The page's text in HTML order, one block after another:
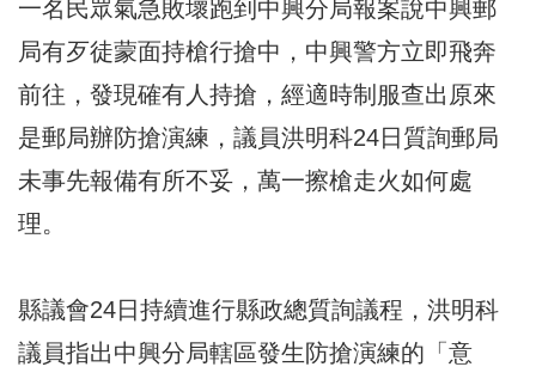
一名民眾氣急敗壞跑到中興分局報案說中興郵
局有歹徒蒙面持槍行搶中，中興警方立即飛奔
前往，發現確有人持搶，經適時制服查出原來
是郵局辦防搶演練，議員洪明科24日質詢郵局
未事先報備有所不妥，萬一擦槍走火如何處
理。
縣議會24日持續進行縣政總質詢議程，洪明科
議員指出中興分局轄區發生防搶演練的「意